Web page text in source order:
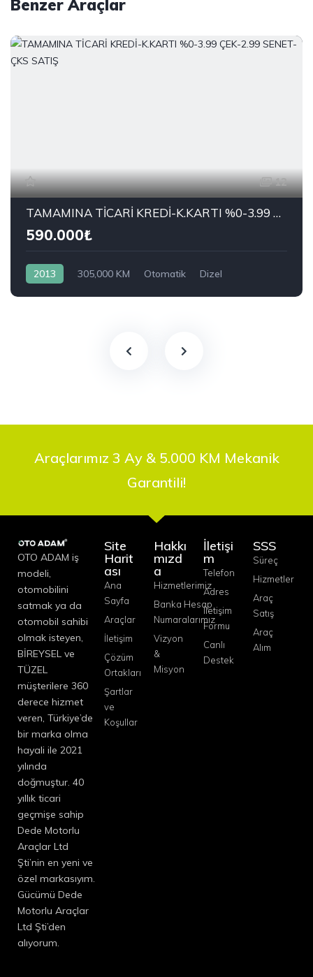
Benzer Araçlar
12
TAMAMINA TİCARİ KREDİ-K.KARTI %0-3.99 ÇEK-2.99 SENET-ÇKS SATIŞ
590.000₺
2013 305,000 KM Otomatik
Dizel
Araçlarımız 3 Ay & 5.000 KM Mekanik
Garantili!
OTO ADAM iş
modeli,
otomobilini
satmak ya da
otomobil sahibi
olmak isteyen,
BİREYSEL ve
TÜZEL
müşterilere 360
derece hizmet
veren, Türkiye’de
bir marka olma
hayali ile 2021
yılında
doğmuştur. 40
yıllık ticari
geçmişe sahip
Dede Motorlu
Araçlar Ltd
Şti’nin en yeni ve
özel markasıyım.
Gücümü Dede
Motorlu Araçlar
Ltd Şti’den
alıyorum.
Site
Harit
ası
Ana
Sayfa
Araçlar
İletişim
Çözüm
Ortakları
Şartlar
ve
Koşullar
Hakkı
mızd
a
Hizmetlerimiz
Banka Hesap
Numaralarımız
Vizyon
&
Misyon
İletişi
m
Telefon
Adres
İletişim
Formu
Canlı
Destek
SSS
Süreç
Hizmetler
Araç
Satış
Araç
Alım